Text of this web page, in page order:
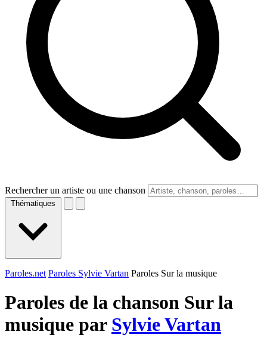
Rechercher un artiste ou une chanson
Thématiques
Paroles.net Paroles Sylvie Vartan Paroles Sur la musique
Paroles de la chanson Sur la
musique par Sylvie Vartan